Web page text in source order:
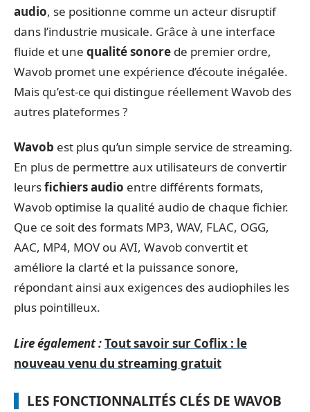
audio, se positionne comme un acteur disruptif
dans l’industrie musicale. Grâce à une interface
fluide et une qualité sonore de premier ordre,
Wavob promet une expérience d’écoute inégalée.
Mais qu’est-ce qui distingue réellement Wavob des
autres plateformes ?
Wavob est plus qu’un simple service de streaming.
En plus de permettre aux utilisateurs de convertir
leursfichiers audio entre différents formats,
Wavob optimise la qualité audio de chaque fichier.
Que ce soit des formats MP3, WAV, FLAC, OGG,
AAC, MP4, MOV ou AVI, Wavob convertit et
améliore la clarté et la puissance sonore,
répondant ainsi aux exigences des audiophiles les
plus pointilleux.
Lire également :Tout savoir sur Coflix : le
nouveau venu du streaming gratuit
LES FONCTIONNALITÉS CLÉS DE WAVOB